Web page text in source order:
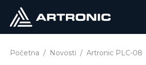
Početna Novosti Artronic PLC-08